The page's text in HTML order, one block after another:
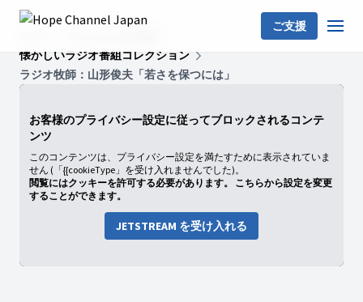
ご支援
懐かしいラジオ番組コレクション
ラジオ牧師：山形俊夫「若さを保つには」
お客様のプライバシー設定に従ってブロックされるコンテ
ンツ
このコンテンツは、プライバシー設定を満たすために表示されていま
せん (「{{cookieType」を受け入れませんでした)。
閲覧にはクッキーを許可する必要があります。 こちらから設定を変更
することができます。
JETSTREAM を受け入れる